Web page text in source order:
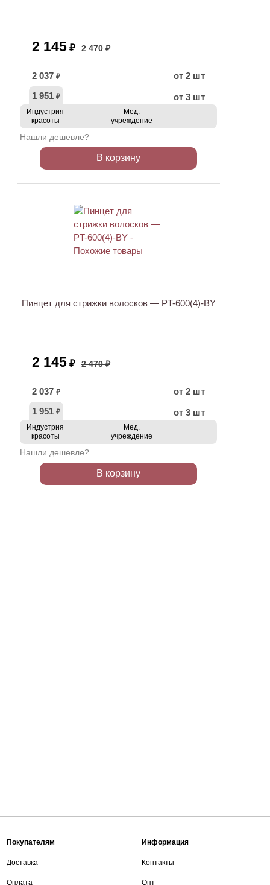
2 145 ₽ 2 470 ₽
2 037 ₽
от 2 шт
1 951 ₽ от 3 шт
Индустрия
красоты
Мед.
учреждение
Нашли дешевле?
В корзину
Пинцет для стрижки волосков — PT-600(4)-BY
2 145 ₽ 2 470 ₽
2 037 ₽
от 2 шт
1 951 ₽ от 3 шт
Индустрия
красоты
Мед.
учреждение
Нашли дешевле?
В корзину
Покупателям
Доставка
Оплата
Информация
Контакты
Опт